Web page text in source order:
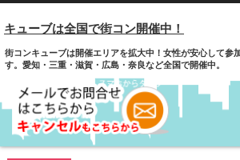
キューブは全国で街コン開催中！
街コンキューブは開催エリアを拡大中！女性が安心して参
す。愛知・三重・滋賀・広島・奈良など全国で開催中。